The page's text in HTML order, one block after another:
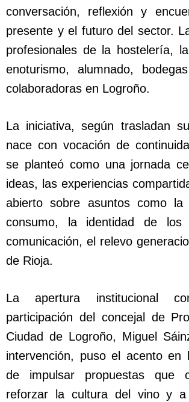
conversación, reflexión y
presente y el futuro del sector.
profesionales de la hostelería,
enoturismo, alumnado,
colaboradoras en Logroño.
La iniciativa, según trasladan
nace con vocación de
se planteó como una jornada
ideas, las experiencias
abierto sobre asuntos como la
consumo, la identidad de los
comunicación, el relevo
de Rioja.
La apertura institucional
participación del concejal de
Ciudad de Logroño, Miguel
intervención, puso el acento en
de impulsar propuestas que
reforzar la cultura del vino y a